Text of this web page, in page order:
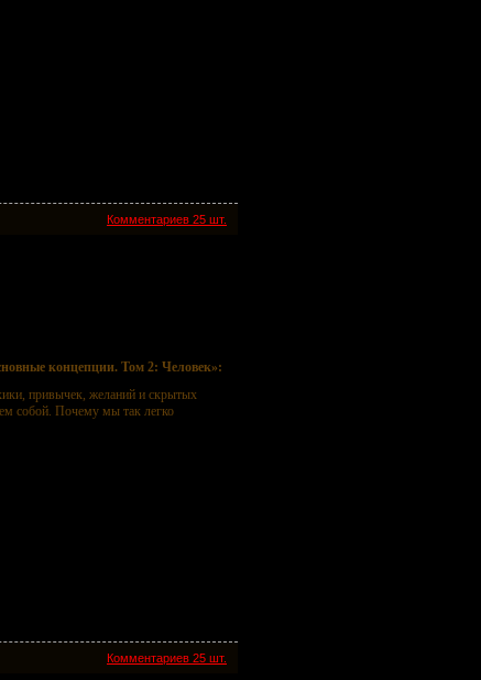
Комментариев 25 шт.
концепции. Том 2: Человек»:
привычек, желаний и скрытых
собой. Почему мы так легко
Комментариев 25 шт.